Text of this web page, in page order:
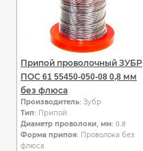
Припой проволочный ЗУБР
ПОС 61 55450-050-08 0,8 мм
без флюса
Производитель: Зубр
Тип: Припой
Диаметр проволоки, мм: 0.8
Форма припоя: Проволока без
флюса